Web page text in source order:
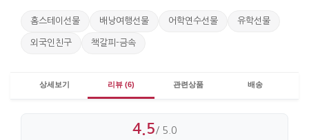
홈스테이선물 배낭여행선물 어학연수선물 유학선물
외국인친구 책갈피-금속
상세보기 리뷰 (6) 관련상품 배송
4.5/ 5.0